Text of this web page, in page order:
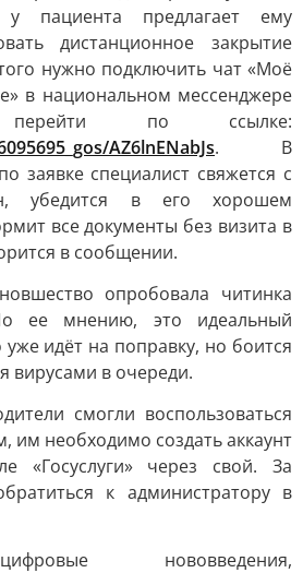
у пациента предлагает ему
дистанционное закрытие
нужно подключить чат «Моё
в национальном мессенджере
по ссылке:
AZ6lnENabJs. В
заявке специалист свяжется с
убедится в его хорошем
все документы без визита в
в сообщении.
опробовала читинка
ее мнению, это идеальный
уже идёт на поправку, но боится
вирусами в очереди.
смогли воспользоваться
им необходимо создать аккаунт
«Госуслуги» через свой. За
к администратору в
нововведения,